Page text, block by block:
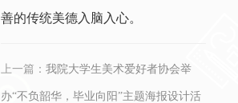
善的传统美德入脑入心。
上一篇： 我院大学生美术爱好者协会举
办“不负韶华，毕业向阳”主题海报设计活